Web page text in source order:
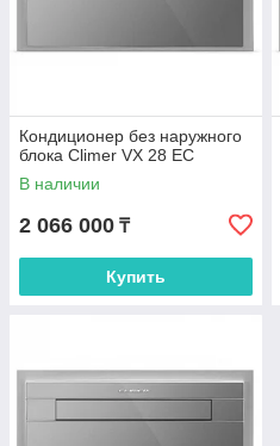
Кондиционер без наружного
блока Climer VX 28 EC
В наличии
2 066 000 ₸
Купить